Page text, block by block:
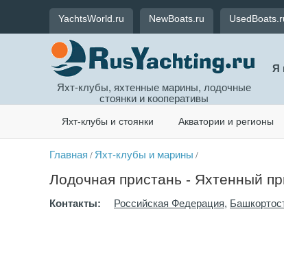
YachtsWorld.ru NewBoats.ru
Яхт-клубы, яхтенные марины, лодочные
стоянки и кооперативы
Я
Яхт-клубы и стоянки Акватории и регионы
Главная / Яхт-клубы и марины /
Лодочная пристань - Яхтенный
Контакты: Российская Федерация,